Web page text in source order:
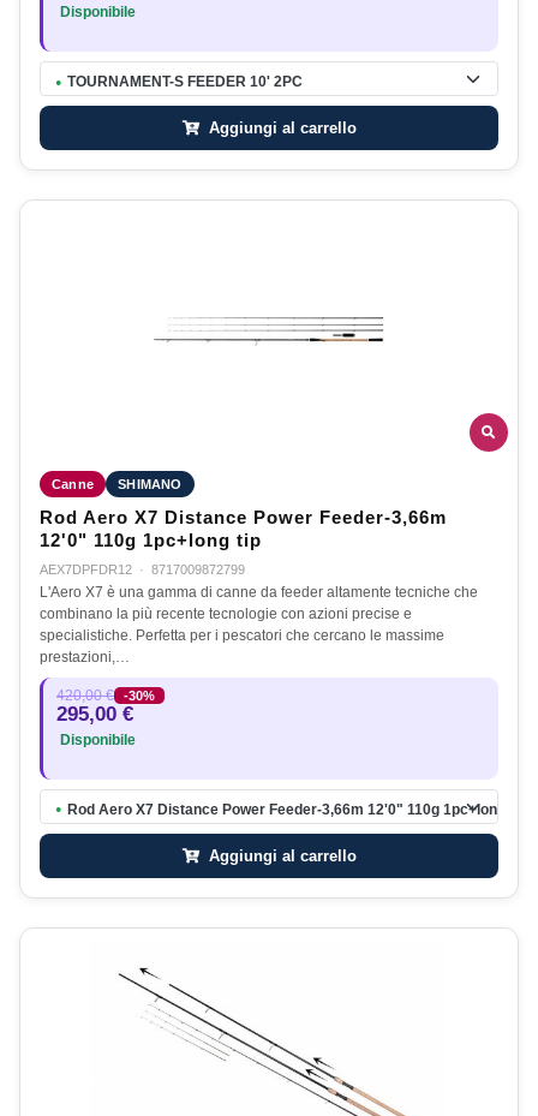
Disponibile
● TOURNAMENT-S FEEDER 10' 2PC
Aggiungi al carrello
Canne SHIMANO
Rod Aero X7 Distance Power Feeder-3,66m
12'0" 110g 1pc+long tip
AEX7DPFDR12 · 8717009872799
L'Aero X7 è una gamma di canne da feeder altamente tecniche che
combinano la più recente tecnologie con azioni precise e
specialistiche. Perfetta per i pescatori che cercano le massime
prestazioni,…
420,00 € -30%
295,00 €
Disponibile
● Rod Aero X7 Distance Power Feeder-3,66m 12'0" 110g 1pc+long tip
Aggiungi al carrello